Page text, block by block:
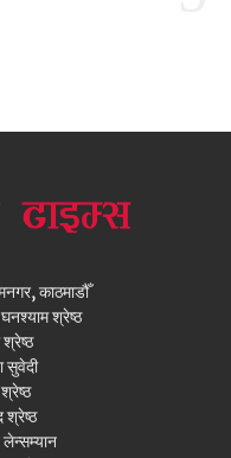
काठमाडौँ
श्रेष्ठ
सुवेदी
श्रेष्ठ